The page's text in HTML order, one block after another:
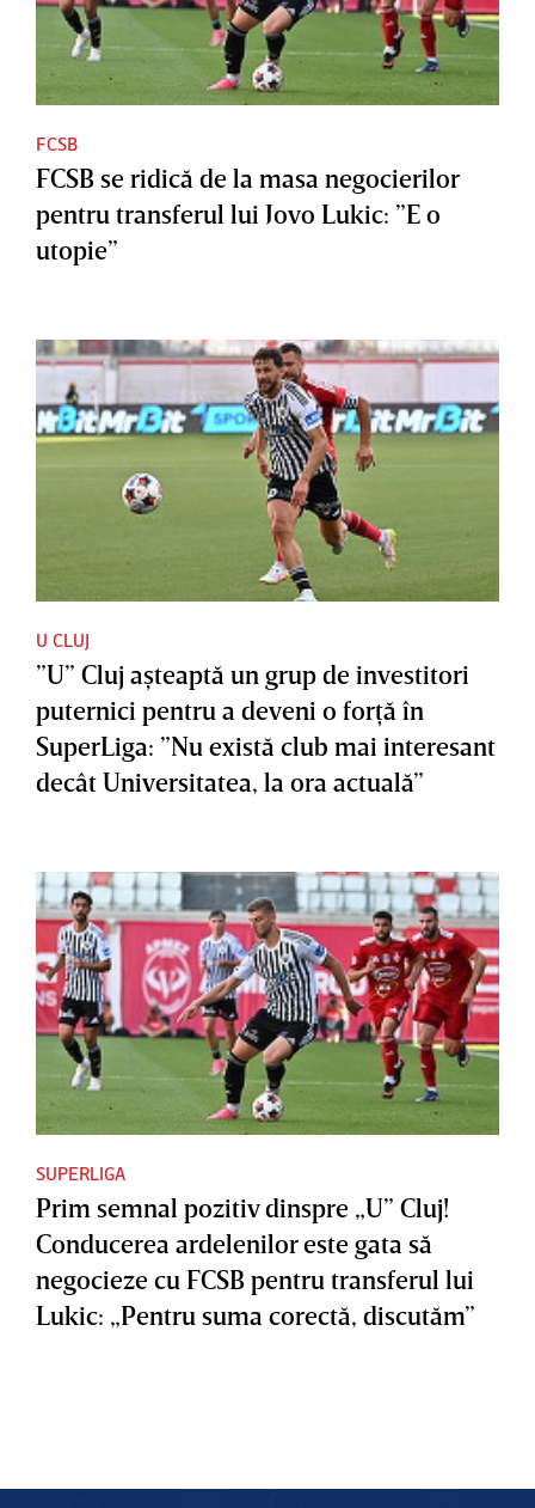
FCSB
FCSB se ridică de la masa negocierilor
pentru transferul lui Jovo Lukic: ”E o
utopie”
U CLUJ
”U” Cluj aşteaptă un grup de investitori
puternici pentru a deveni o forţă în
SuperLiga: ”Nu există club mai interesant
decât Universitatea, la ora actuală”
SUPERLIGA
Prim semnal pozitiv dinspre „U” Cluj!
Conducerea ardelenilor este gata să
negocieze cu FCSB pentru transferul lui
Lukic: „Pentru suma corectă, discutăm”